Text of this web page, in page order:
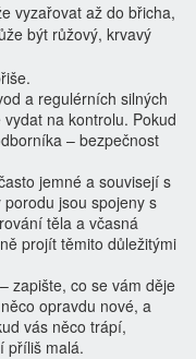
vyzařovat až do břicha,
být růžový, krvavý
a regulérních silných
na kontrolu. Pokud
– bezpečnost
jemné a souvisejí s
jsou spojeny s
těla a včasná
projít těmito důležitými
zapište, co se vám děje
opravdu nové, a
vás něco trápí,
příliš malá.